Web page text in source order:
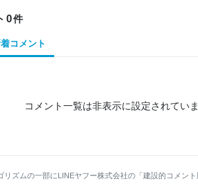
0件
コメント
コメント一覧は非表示に設定されていま
リズムの一部にLINEヤフー株式会社の「建設的コメン